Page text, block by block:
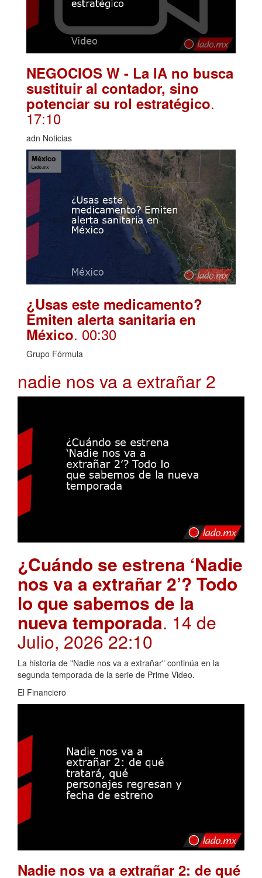
NEGOCIOS W - La IA no busca
sustituir al contador, sino
potenciar su rol estratégico.
17:10
adn Noticias
¿Usas este medicamento?
Emiten alerta sanitaria en
México. 00:30
Grupo Fórmula
nadie nos va a extrañar 2
¿Cuándo se estrena ‘Nadie
nos va a extrañar 2’? Todo
lo que sabemos de la
nueva temporada. 14 de
Julio, 2026 22:10
La historia de "Nadie nos va a extrañar" continúa en la
segunda temporada de la serie de Prime Video.
El Financiero
Nadie nos va a extrañar 2: de qué